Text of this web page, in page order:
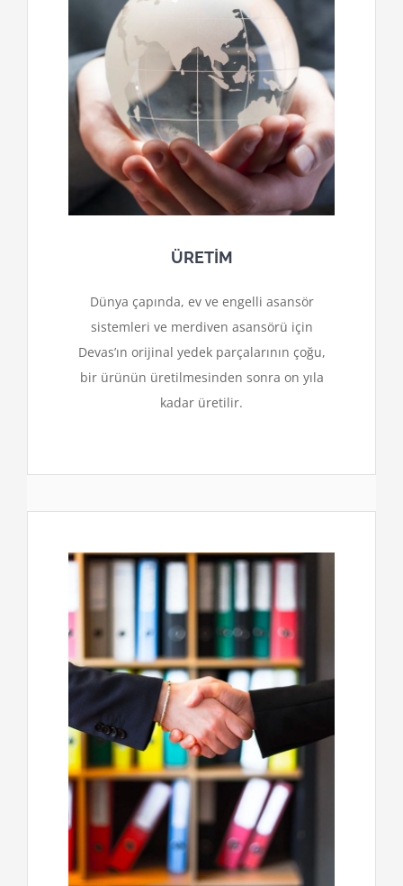
ÜRETİM
Dünya çapında, ev ve engelli asansör
sistemleri ve merdiven asansörü için
Devas’ın orijinal yedek parçalarının çoğu,
bir ürünün üretilmesinden sonra on yıla
kadar üretilir.